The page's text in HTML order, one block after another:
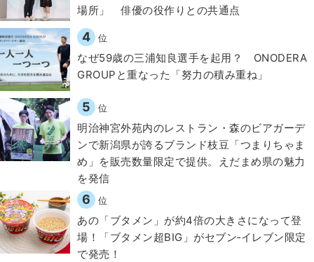
場所」 俳優の役作りとの共通点
4 位
なぜ59歳の三浦知良選手を起用？ ONODERA
GROUPと重なった「努力の積み重ね」
5 位
明治神宮外苑内のレストラン・森のビアガーデ
ンで新潟県が誇るブランド枝豆「つまりちゃま
め」を販売数量限定で提供。えだまめ県の魅力
を発信
6 位
あの「ブタメン」が約4倍の大きさになって登
場！「ブタメン超BIG」がセブン‐イレブン限定
で発売！